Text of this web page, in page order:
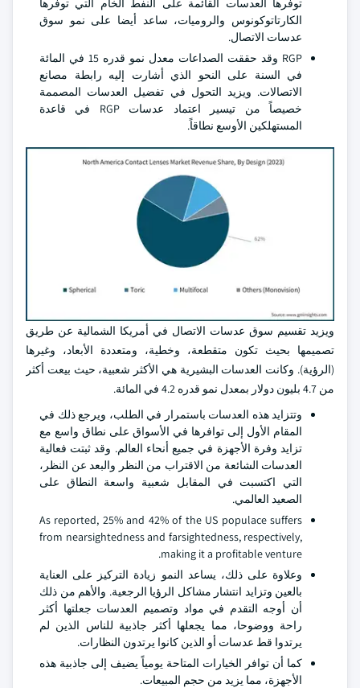
توفرها العدسات القائمة على النفط الخام التي توفرها
الكارتاتوكونوس والروميات، ساعد أيضا على نمو سوق
عدسات الاتصال.
RGP وقد حققت الصداعات معدل نمو قدره 15 في المائة
في السنة على النحو الذي أشارت إليه رابطة مصانع
الاتصالات. ويزيد التحول في تفضيل العدسات المصممة
خصيصاً من تيسير اعتماد عدسات RGP في قاعدة
المستهلكين الأوسع نطاقاً.
ويزيد تقسيم سوق عدسات الاتصال في أمريكا الشمالية عن طريق
تصميمها بحيث تكون متقطعة، وخطية، ومتعددة الأبعاد، وغيرها
(الرؤية). وكانت العدسات البشيرية هي الأكثر شعبية، حيث بيعت أكثر
من 4.7 بليون دولار بمعدل نمو قدره 4.2 في المائة.
وتتزايد هذه العدسات باستمرار في الطلب، ويرجع ذلك في
المقام الأول إلى توافرها في الأسواق على نطاق واسع مع
تزايد وفرة الأجهزة في جميع أنحاء العالم. وقد ثبتت فعالية
العدسات الشائعة من الاقتراب من النظر والبعد عن النظر،
التي اكتسبت في المقابل شعبية واسعة النطاق على
الصعيد العالمي.
As reported, 25% and 42% of the US populace suffers
from nearsightedness and farsightedness, respectively,
making it a profitable venture.
وعلاوة على ذلك، يساعد النمو زيادة التركيز على العناية
بالعين وتزايد انتشار مشاكل الرؤيا الرجعية. والأهم من ذلك
أن أوجه التقدم في مواد وتصميم العدسات جعلتها أكثر
راحة ووضوحا، مما يجعلها أكثر جاذبية للناس الذين لم
يرتدوا قط عدسات أو الذين كانوا يرتدون النظارات.
كما أن توافر الخيارات المتاحة يومياً يضيف إلى جاذبية هذه
الأجهزة، مما يزيد من حجم المبيعات.